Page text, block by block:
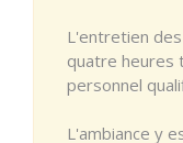
L'entretien
quatre heures
personnel
L'ambiance y